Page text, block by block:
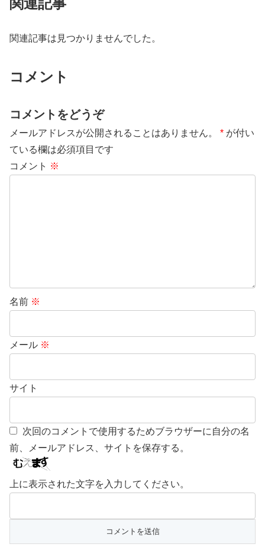
関連記事は見つかりませんでした。
コメント
コメントをどうぞ
メールアドレスが公開されることはありません。 * が付い
ている欄は必須項目です
コメント ※
名前 ※
メール ※
サイト
次回のコメントで使用するためブラウザーに自分の名
前、メールアドレス、サイトを保存する。
上に表示された文字を入力してください。